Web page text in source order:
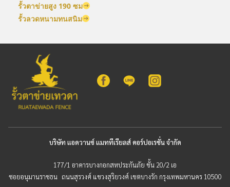
รั้วตาข่ายสูง 190 ซม
รั้วลวดหนามทนสนิม
บริษัท แอดวานซ์ แมททีเรียลส์ คอร์ปอเรชั่น จำกัด
177/1 อาคารบางกอกสหประกันภัย ชั้น 20/2 เอ
ซอยอนุมานราชธน ถนนสุรวงศ์ แขวงสุริยวงศ์ เขตบางรัก กรุงเทพมหานคร 10500